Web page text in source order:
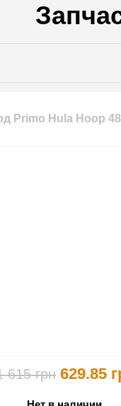
Primo Hula Hoop
615 грн 629.85